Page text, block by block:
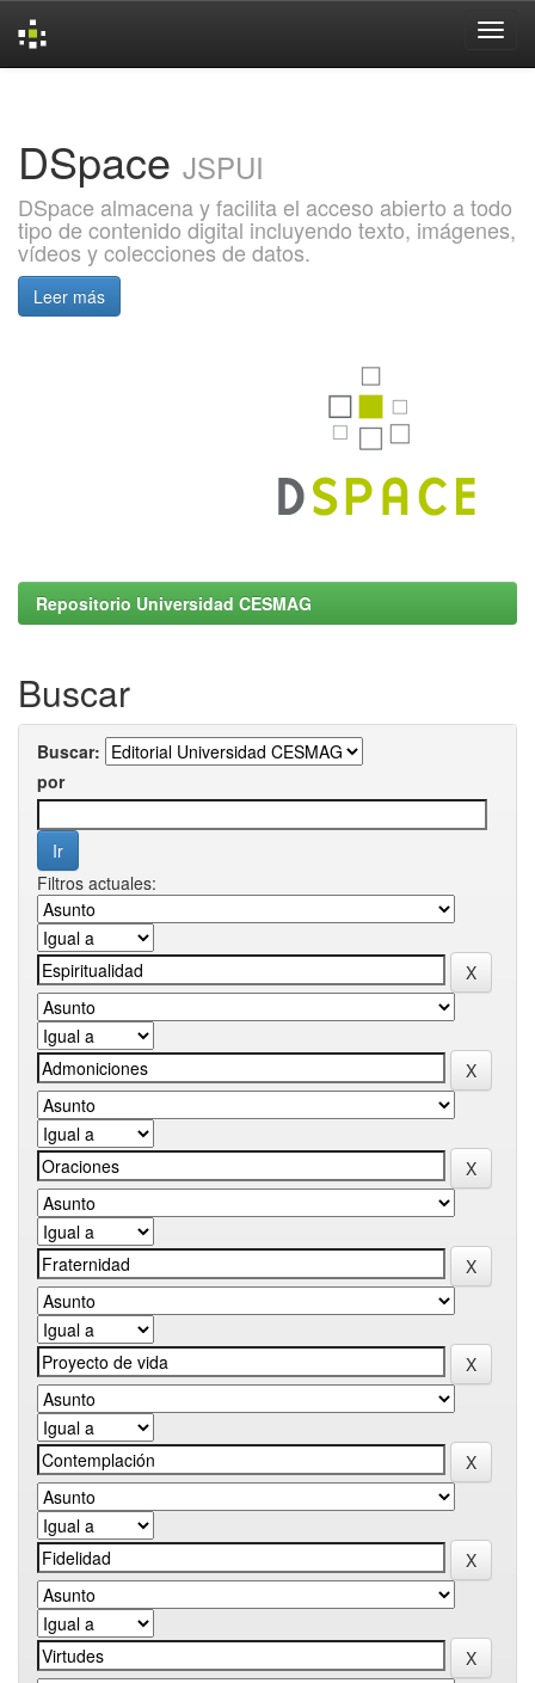
DSpace JSPUI
DSpace almacena y facilita el acceso abierto a todo
tipo de contenido digital incluyendo texto, imágenes,
vídeos y colecciones de datos.
Leer más
Repositorio Universidad CESMAG
Buscar
Buscar:
por
Filtros actuales: